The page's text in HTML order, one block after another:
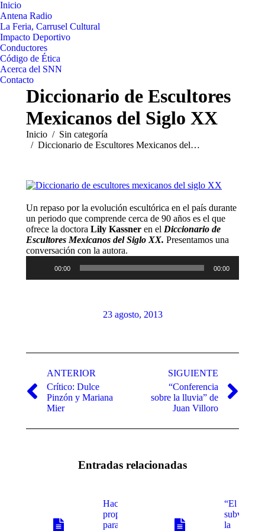
Inicio
Antena Radio
La Feria, Carrusel Cultural
Impacto Deportivo
Conductores
Código de Ética
Acerca del SNN
Contacto
Diccionario de Escultores
Mexicanos del Siglo XX
Estás aquí:
Inicio
Sin categoría
Diccionario de Escultores Mexicanos del…
Un repaso por la evolución escultórica en el país durante
un periodo que comprende cerca de 90 años es el que
ofrece la doctora Lily Kassner en el Diccionario de
Escultores Mexicanos del Siglo XX. Presentamos una
conversación con la autora.
audio
00:00 00:00
23 agosto, 2013
entre
publicaciones
ANTERIOR
Publicación
anterior:
Crítico: Dulce
Pinzón y Mariana
Mier
SIGUIENTE
Publicación
siguiente:
“Conferencia
sobre la lluvia” de
Juan Villoro
Entradas relacionadas
Hacen
propuestas
para nueva
“El acto
la